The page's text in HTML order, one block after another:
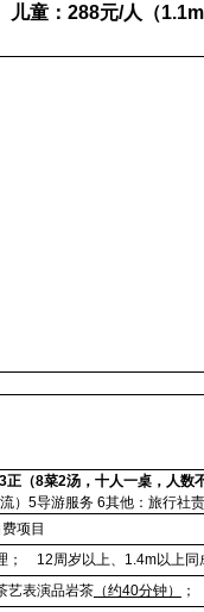
儿童：288元/人（1.1m
正（8菜2汤，十人一桌，人数
）5导游服务 6其他：旅行社
项目
； 12周岁以上、1.4m以上同
艺表演品岩茶（约40分钟） ；